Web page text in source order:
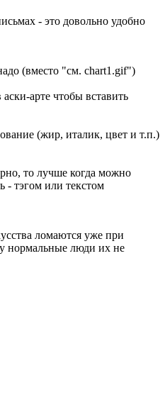
- это довольно удобно
(вместо "см. chart1.gif")
арте чтобы вставить
(жир, италик, цвет и т.п.)
то лучше когда можно
- тэгом или текстом
ломаются уже при
нормальные люди их не